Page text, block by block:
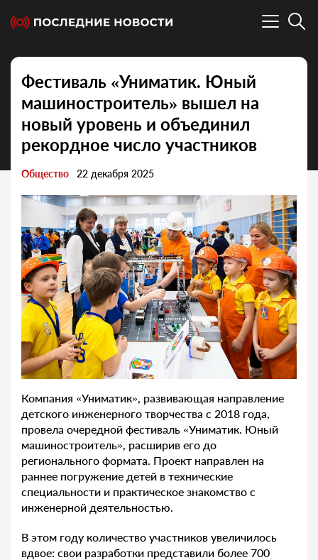
Фестиваль «Униматик. Юный
машиностроитель» вышел на
новый уровень и объединил
рекордное число участников
Общество 22 декабря 2025
Компания «Униматик», развивающая направление
детского инженерного творчества с 2018 года,
провела очередной фестиваль «Униматик. Юный
машиностроитель», расширив его до
регионального формата. Проект направлен на
раннее погружение детей в технические
специальности и практическое знакомство с
инженерной деятельностью.
В этом году количество участников увеличилось
вдвое: свои разработки представили более 700